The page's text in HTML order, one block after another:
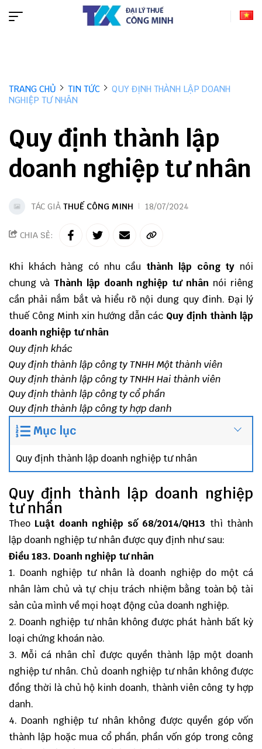
TRANG CHỦ TIN TỨC
QUY ĐỊNH THÀNH LẬP DOANH
NGHIỆP TƯ NHÂN
Quy định thành lập
doanh nghiệp tư nhân
TÁC GIẢ THUẾ CÔNG MINH 18/07/2024
CHIA SẺ:
Khi khách hàng có nhu cầu thành lập công ty nói
chung và Thành lập doanh nghiệp tư nhân nói riêng
cần phải nắm bắt và hiểu rõ nội dung quy đinh. Đại lý
thuế Công Minh xin hướng dẫn các Quy định thành lập
doanh nghiệp tư nhân
Quy định khác
Quy định thành lập công ty TNHH Một thành viên
Quy định thành lập công ty TNHH Hai thành viên
Quy định thành lập công ty cổ phần
Quy định thành lập công ty hợp danh
Mục lục
Quy định thành lập doanh nghiệp tư nhân
Quy định thành lập doanh nghiệp
tư nhân
Theo Luật doanh nghiệp số 68/2014/QH13 thì thành
lập doanh nghiệp tư nhân được quy định như sau:
Điều183. Doanh nghiệp tư nhân
1. Doanh nghiệp tư nhân là doanh nghiệp do một cá
nhân làm chủ và tự chịu trách nhiệm bằng toàn bộ tài
sản của mình về mọi hoạt động của doanh nghiệp.
2. Doanh nghiệp tư nhân không được phát hành bất kỳ
loại chứng khoán nào.
3. Mỗi cá nhân chỉ được quyền thành lập một doanh
nghiệp tư nhân. Chủ doanh nghiệp tư nhân không được
đồng thời là chủ hộ kinh doanh, thành viên công ty hợp
danh.
4. Doanh nghiệp tư nhân không được quyền góp vốn
thành lập hoặc mua cổ phần, phần vốn góp trong công